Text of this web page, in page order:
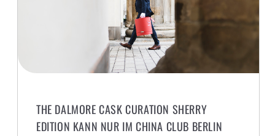
THE DALMORE CASK CURATION SHERRY
EDITION KANN NUR IM CHINA CLUB BERLIN